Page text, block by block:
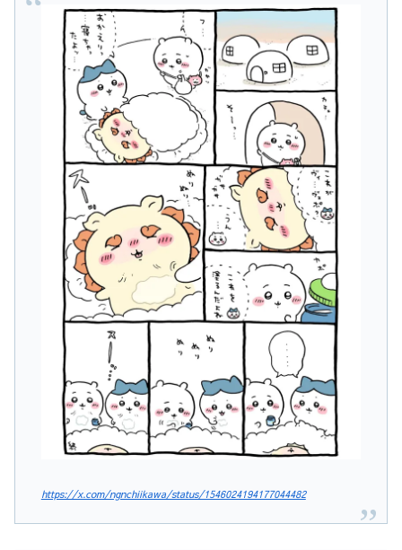
https://x.com/ngnchiikawa/status/1546024194177044482